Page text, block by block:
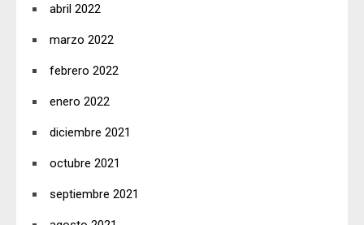
abril 2022
marzo 2022
febrero 2022
enero 2022
diciembre 2021
octubre 2021
septiembre 2021